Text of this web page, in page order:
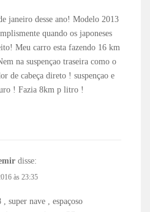
janeiro desse ano! Modelo 2013
quando os japoneses
Meu carro esta fazendo 16 km
na suspençao traseira como o
de cabeça direto ! suspençao e
! Fazia 8km p litro !
disse:
às 23:35
super nave , espaçoso